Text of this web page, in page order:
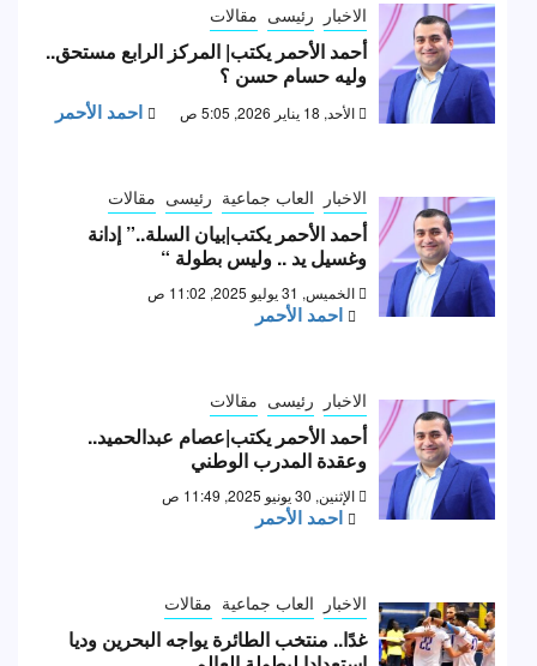
الاخبار رئيسى مقالات
أحمد الأحمر يكتب| المركز الرابع مستحق..
وليه حسام حسن ؟
الأحد, 18 يناير 2026, 5:05 ص احمد الأحمر
الاخبار العاب جماعية رئيسى مقالات
أحمد الأحمر يكتب|بيان السلة..” إدانة
وغسيل يد .. وليس بطولة “
الخميس, 31 يوليو 2025, 11:02 ص
احمد الأحمر
الاخبار رئيسى مقالات
أحمد الأحمر يكتب|عصام عبدالحميد..
وعقدة المدرب الوطني
الإثنين, 30 يونيو 2025, 11:49 ص
احمد الأحمر
الاخبار العاب جماعية مقالات
غدًا.. منتخب الطائرة يواجه البحرين وديا